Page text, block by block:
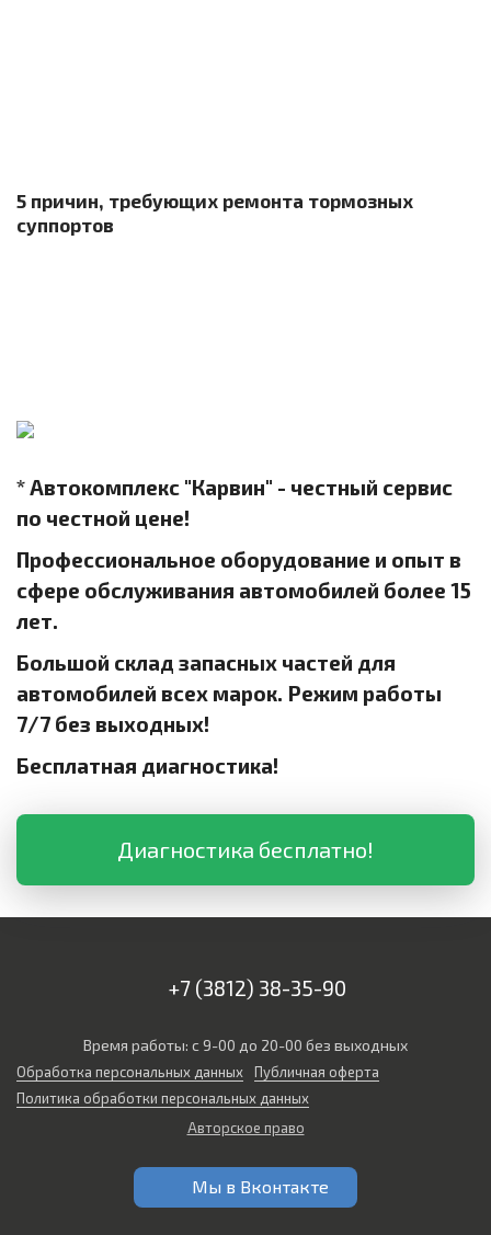
5 причин, требующих ремонта тормозных
суппортов
* Автокомплекс "Карвин" - честный сервис
по честной цене!
Профессиональное оборудование и опыт в
сфере обслуживания автомобилей более 15
лет.
Большой склад запасных частей для
автомобилей всех марок. Режим работы
7/7 без выходных!
Бесплатная диагностика!
Диагностика бесплатно!
+7 (3812) 38-35-90
Время работы: с 9-00 до 20-00 без выходных
Обработка персональных данных
Публичная оферта
Политика обработки персональных данных
Авторское право
Мы в Вконтакте